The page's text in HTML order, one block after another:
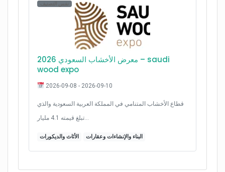
نفس التصنيف
معرض الأخشاب السعودي 2026 – saudi
wood expo
2026-09-08 - 2026-09-10
قطاع الأخشاب المتنامي في المملكة العربية السعودية والذي
تبلغ قيمته 4.1 مليار…
الأثاث والديكورات البناء والإنشاءات وعقارات